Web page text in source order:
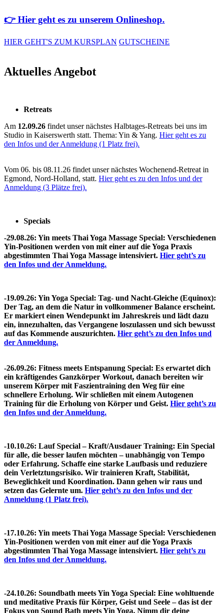
👉 Hier geht es zu unserem Onlineshop.
HIER GEHT'S ZUM KURSPLAN GUTSCHEINE
Aktuelles Angebot
Retreats
Am 12.09.26 findet unser nächstes Halbtages-Retreats bei uns im
Studio in Kaiserswerth statt. Thema: Yin & Yang. Hier geht es zu
den Infos und der Anmeldung (1 Platz frei).
Vom 06. bis 08.11.26 findet unser nächstes Wochenend-Retreat in
Egmond, Nord-Holland, statt. Hier geht es zu den Infos und der
Anmeldung (3 Plätze frei).
Specials
-29.08.26: Yin meets Thai Yoga Massage Special: Verschiedenen
Yin-Positionen werden von mit einer auf die Yoga Praxis
abgestimmten Thai Yoga Massage intensiviert. Hier geht’s zu
den Infos und der Anmeldung.
-19.09.26: Yin Yoga Special: Tag- und Nacht-Gleiche (Equinox):
Der Tag, an dem die Natur in vollkommener Balance erscheint.
Er markiert einen Wendepunkt im Jahreskreis und lädt dazu
ein, innezuhalten, das Vergangene loszulassen und sich bewusst
auf das Kommende auszurichten. Hier geht’s zu den Infos und
der Anmeldung.
-26.09.26: Fitness meets Entspanung Special: Es erwartet dich
ein kräftigendes Ganzkörper Workout, danach bereiten wir
unserem Körper mit Faszientraining den Weg für eine
schnellere Erholung. Wir schließen mit einem Autogenen
Training für die Erholung von Körper und Geist. Hier geht’s zu
den Infos und der Anmeldung.
-10.10.26: Lauf Special – Kraft/Ausdauer Training: Ein Special
für alle, die besser laufen möchten – unabhängig von Tempo
oder Erfahrung. Schaffe eine starke Laufbasis und reduziere
dein Verletztungsrisiko. Wir trainieren Kraft, Stabilität,
Beweglichkeit und Koordination. Dann gehen wir raus und
setzen das Gelernte um. Hier geht’s zu den Infos und der
Anmeldung (1 Platz frei).
-17.10.26: Yin meets Thai Yoga Massage Special: Verschiedenen
Yin-Positionen werden von mit einer auf die Yoga Praxis
abgestimmten Thai Yoga Massage intensiviert. Hier geht’s zu
den Infos und der Anmeldung.
-24.10.26: Soundbath meets Yin Yoga Special: Eine wohltuende
und meditative Praxis für Körper, Geist und Seele – das ist der
Fokus von Sound Bath meets Yin Yoga. Nimm dir deine